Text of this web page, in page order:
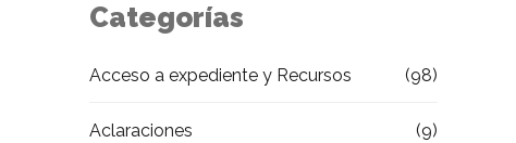
Categorías
Acceso a expediente y Recursos (98)
Aclaraciones (9)